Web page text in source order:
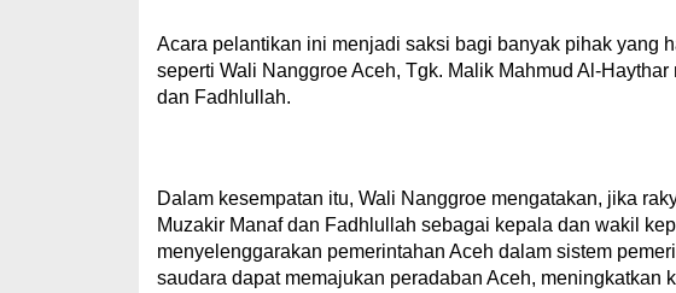
Acara pelantikan ini menjadi saksi bagi banyak pihak yang
seperti Wali Nanggroe Aceh, Tgk. Malik Mahmud Al-
dan Fadhlullah.
Dalam kesempatan itu, Wali Nanggroe mengatakan, jika
Muzakir Manaf dan Fadhlullah sebagai kepala dan wakil
menyelenggarakan pemerintahan Aceh dalam sistem
saudara dapat memajukan peradaban Aceh, meningkatkan